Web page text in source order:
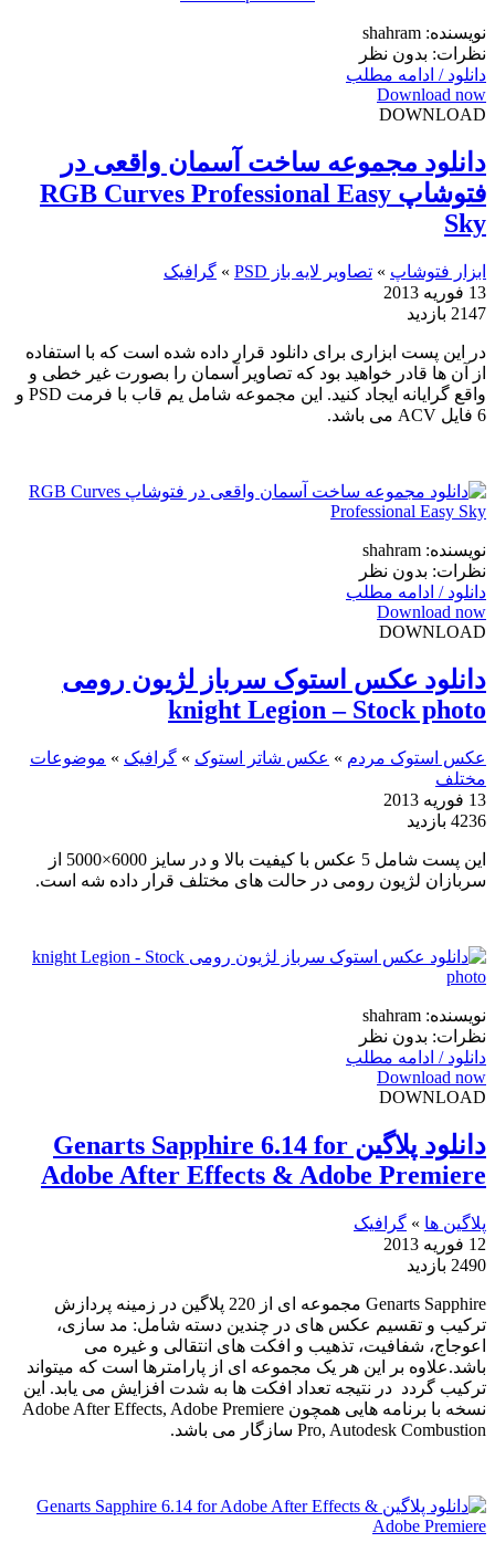
نویسنده: shahram
نظرات: بدون نظر
دانلود / ادامه مطلب
Download now
DOWNLOAD
دانلود مجموعه ساخت آسمان واقعی در
فتوشاپ RGB Curves Professional Easy
Sky
ابزار فتوشاپ » تصاویر لایه باز PSD » گرافیک
13 فوریه 2013
2147 بازدید
در این پست ابزاری برای دانلود قرار داده شده است که با استفاده
از آن ها قادر خواهید بود که تصاویر آسمان را بصورت غیر خطی و
واقع گرایانه ایجاد کنید. این مجموعه شامل یم قاب با فرمت PSD و
6 فایل ACV می باشد.
نویسنده: shahram
نظرات: بدون نظر
دانلود / ادامه مطلب
Download now
DOWNLOAD
دانلود عکس استوک سرباز لژیون رومی
knight Legion – Stock photo
عکس استوک مردم » عکس شاتر استوک » گرافیک » موضوعات
مختلف
13 فوریه 2013
4236 بازدید
این پست شامل 5 عکس با کیفیت بالا و در سایز 6000×5000 از
سربازان لژیون رومی در حالت های مختلف قرار داده شه است.
نویسنده: shahram
نظرات: بدون نظر
دانلود / ادامه مطلب
Download now
DOWNLOAD
دانلود پلاگین Genarts Sapphire 6.14 for
Adobe After Effects & Adobe Premiere
پلاگین ها » گرافیک
12 فوریه 2013
2490 بازدید
Genarts Sapphire مجموعه ای از 220 پلاگین در زمینه پردازش
ترکیب و تقسیم عکس های در چندین دسته شامل: مد سازی،
اعوجاج، شفافیت، تذهیب و افکت های انتقالی و غیره می
باشد.علاوه بر این هر یک مجموعه ای از پارامترها است که میتواند
ترکیب گردد در نتیجه تعداد افکت ها به شدت افزایش می یابد. این
نسخه با برنامه هایی همچون Adobe After Effects, Adobe Premiere
Pro, Autodesk Combustion سازگار می باشد.